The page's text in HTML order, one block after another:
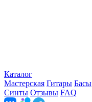
Каталог
Мастерская Гитары Басы
Синты Отзывы FAQ